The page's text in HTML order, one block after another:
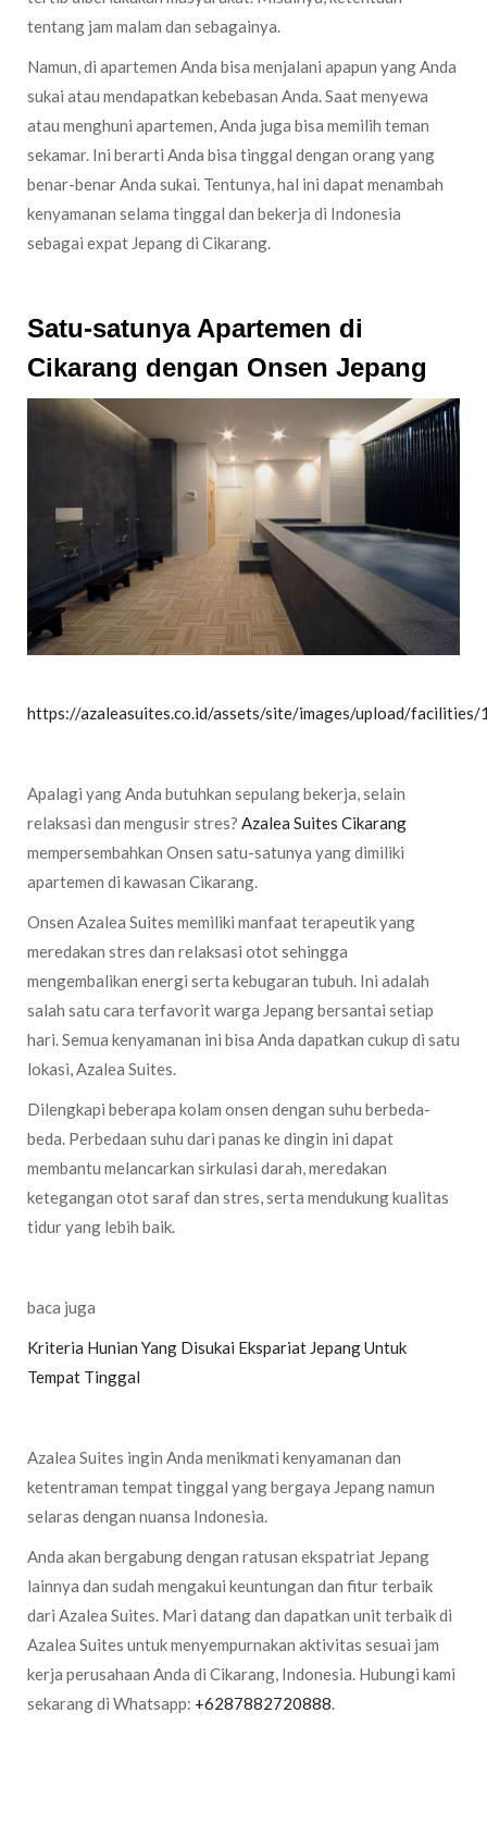
tentang jam malam dan sebagainya.
Namun, di apartemen Anda bisa menjalani apapun yang Anda
sukai atau mendapatkan kebebasan Anda. Saat menyewa
atau menghuni apartemen, Anda juga bisa memilih teman
sekamar. Ini berarti Anda bisa tinggal dengan orang yang
benar-benar Anda sukai. Tentunya, hal ini dapat menambah
kenyamanan selama tinggal dan bekerja di Indonesia
sebagai expat Jepang di Cikarang.
Satu-satunya Apartemen di
Cikarang dengan Onsen Jepang
https://azaleasuites.co.id/assets/site/images/upload/facilities/
Apalagi yang Anda butuhkan sepulang bekerja, selain
relaksasi dan mengusir stres? Azalea Suites Cikarang
mempersembahkan Onsen satu-satunya yang dimiliki
apartemen di kawasan Cikarang.
Onsen Azalea Suites memiliki manfaat terapeutik yang
meredakan stres dan relaksasi otot sehingga
mengembalikan energi serta kebugaran tubuh. Ini adalah
salah satu cara terfavorit warga Jepang bersantai setiap
hari. Semua kenyamanan ini bisa Anda dapatkan cukup di satu
lokasi, Azalea Suites.
Dilengkapi beberapa kolam onsen dengan suhu berbeda-
beda. Perbedaan suhu dari panas ke dingin ini dapat
membantu melancarkan sirkulasi darah, meredakan
ketegangan otot saraf dan stres, serta mendukung kualitas
tidur yang lebih baik.
baca juga
Kriteria Hunian Yang Disukai Ekspariat Jepang Untuk
Tempat Tinggal
Azalea Suites ingin Anda menikmati kenyamanan dan
ketentraman tempat tinggal yang bergaya Jepang namun
selaras dengan nuansa Indonesia.
Anda akan bergabung dengan ratusan ekspatriat Jepang
lainnya dan sudah mengakui keuntungan dan fitur terbaik
dari Azalea Suites. Mari datang dan dapatkan unit terbaik di
Azalea Suites untuk menyempurnakan aktivitas sesuai jam
kerja perusahaan Anda di Cikarang, Indonesia. Hubungi kami
sekarang di Whatsapp: +6287882720888.